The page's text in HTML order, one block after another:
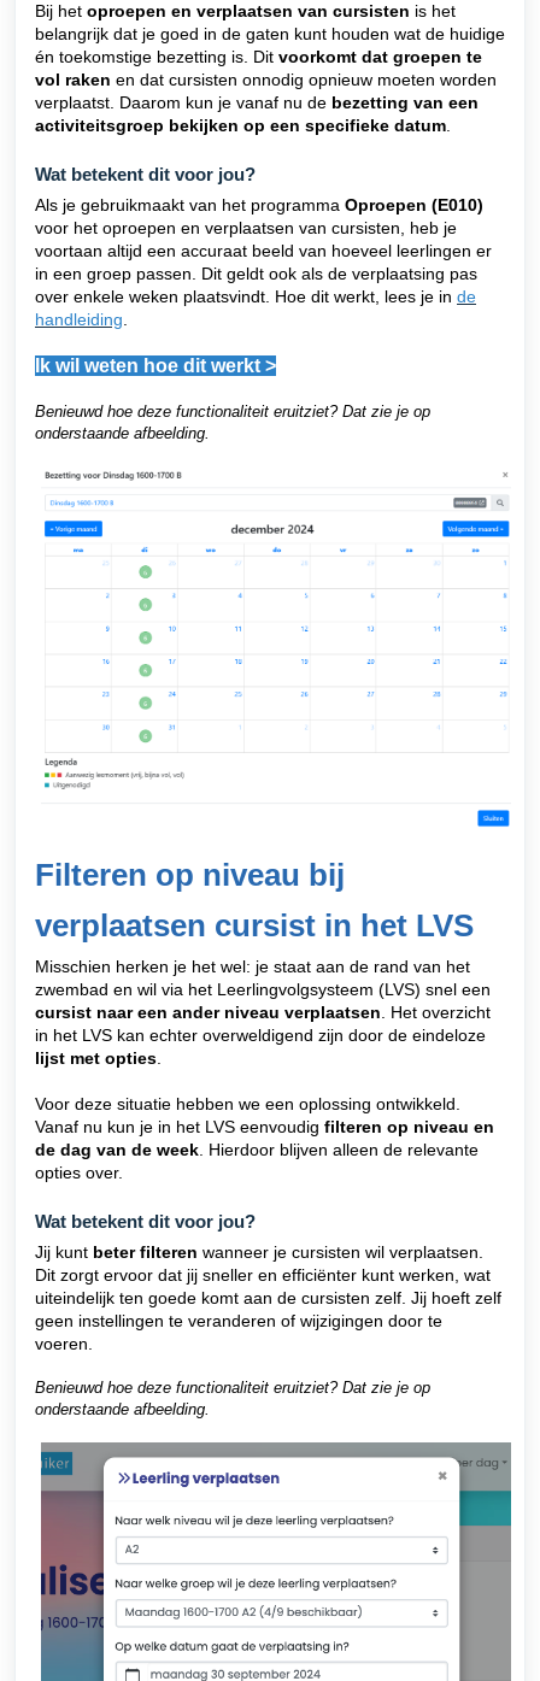
Bij het oproepen en verplaatsen van cursisten is het
belangrijk dat je goed in de gaten kunt houden wat de huidige
én toekomstige bezetting is. Dit voorkomt dat groepen te
vol raken en dat cursisten onnodig opnieuw moeten worden
verplaatst. Daarom kun je vanaf nu de bezetting van een
activiteitsgroep bekijken op een specifieke datum
Wat betekent dit voor jou?
Als je gebruikmaakt van het programma Oproepen (E010)
voor het oproepen en verplaatsen van cursisten, heb je
voortaan altijd een accuraat beeld van hoeveel leerlingen er
in een groep passen. Dit geldt ook als de verplaatsing pas
over enkele weken plaatsvindt. Hoe dit werkt, lees je in de
handleiding
Ik wil weten hoe dit werkt >
Benieuwd hoe deze functionaliteit eruitziet? Dat zie je op
onderstaande afbeelding.
Filteren op niveau bij
verplaatsen cursist in het LVS
Misschien herken je het wel: je staat aan de rand van het
zwembad en wil via het Leerlingvolgsysteem (LVS) snel een
cursist naar een ander niveau verplaatsen. Het overzicht
in het LVS kan echter overweldigend zijn door de eindeloze
lijst met opties.
Voor deze situatie hebben we een oplossing ontwikkeld.
Vanaf nu kun je in het LVS eenvoudig filteren op niveau en
de dag van de week. Hierdoor blijven alleen de relevante
opties over.
Wat betekent dit voor jou?
Jij kunt beter filteren wanneer je cursisten wil verplaatsen.
Dit zorgt ervoor dat jij sneller en efficiënter kunt werken, wat
uiteindelijk ten goede komt aan de cursisten zelf. Jij hoeft zelf
geen instellingen te veranderen of wijzigingen door te
voeren.
Benieuwd hoe deze functionaliteit eruitziet? Dat zie je op
onderstaande afbeelding.